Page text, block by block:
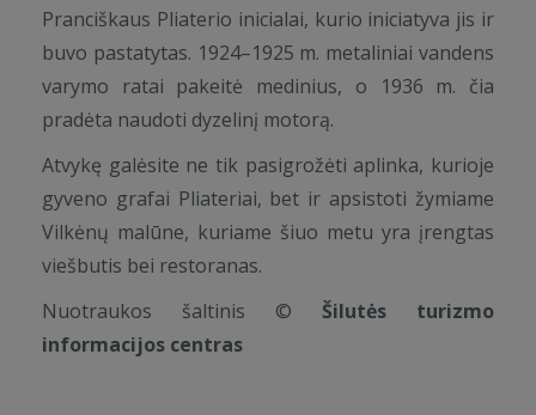
Pranciškaus Pliaterio inicialai, kurio iniciatyva jis ir
buvo pastatytas. 1924–1925 m. metaliniai vandens
varymo ratai pakeitė medinius, o 1936 m. čia
pradėta naudoti dyzelinį motorą.
Atvykę galėsite ne tik pasigrožėti aplinka, kurioje
gyveno grafai Pliateriai, bet ir apsistoti žymiame
Vilkėnų malūne, kuriame šiuo metu yra įrengtas
viešbutis bei restoranas.
Nuotraukos šaltinis © Šilutės turizmo
informacijos centras